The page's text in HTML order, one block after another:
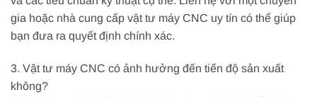
gia hoặc nhà cung cấp vật tư máy CNC uy tín có thể giúp
bạn đưa ra quyết định chính xác.
3. Vật tư máy CNC có ảnh hưởng đến tiến độ sản xuất
không?